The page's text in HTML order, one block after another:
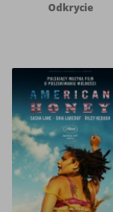
Odkrycie